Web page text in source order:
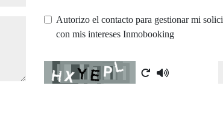
Autorizo el contacto para gestionar mi
con mis intereses Inmobooking
Captcha